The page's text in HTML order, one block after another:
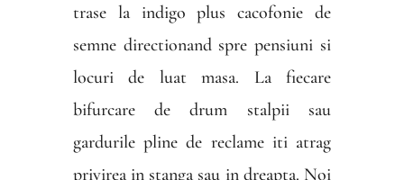
trase la indigo plus cacofonie de
semne directionand spre pensiuni si
locuri de luat masa. La fiecare
bifurcare de drum stalpii sau
gardurile pline de reclame iti atrag
privirea in stanga sau in dreapta. Noi